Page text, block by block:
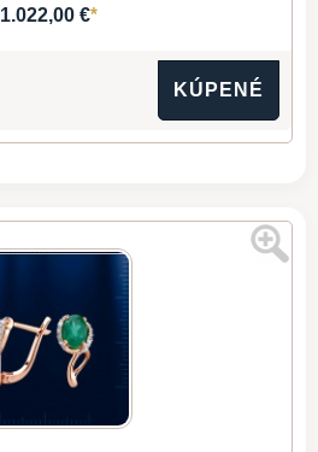
1.022,00 €*
KÚPENÉ